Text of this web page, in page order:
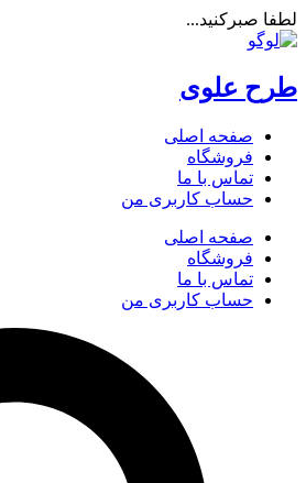
لطفا صبرکنید...
طرح علوی
صفحه اصلی
فروشگاه
تماس با ما
حساب کاربری من
صفحه اصلی
فروشگاه
تماس با ما
حساب کاربری من